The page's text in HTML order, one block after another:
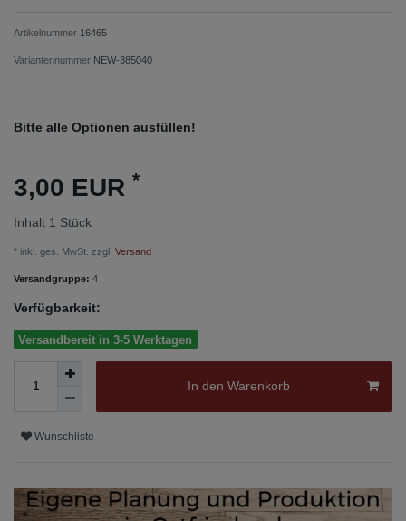
Artikelnummer 16465
Variantennummer NEW-385040
Bitte alle Optionen ausfüllen!
3,00 EUR *
Inhalt 1 Stück
* inkl. ges. MwSt. zzgl. Versand
Versandgruppe: 4
Verfügbarkeit:
Versandbereit in 3-5 Werktagen
In den Warenkorb
Wunschliste